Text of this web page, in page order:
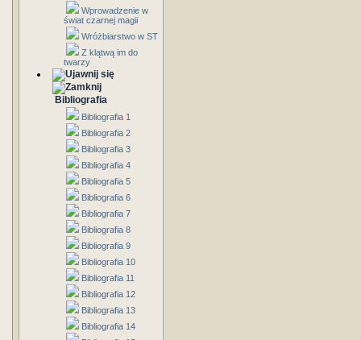
Wprowadzenie w
świat czarnej magii
Wróżbiarstwo w ST
Z klątwą im do
twarzy
Bibliografia
Bibliografia 1
Bibliografia 2
Bibliografia 3
Bibliografia 4
Bibliografia 5
Bibliografia 6
Bibliografia 7
Bibliografia 8
Bibliografia 9
Bibliografia 10
Bibliografia 11
Bibliografia 12
Bibliografia 13
Bibliografia 14